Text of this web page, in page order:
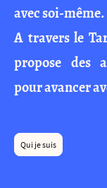
avec soi-même.
A travers le
propose des
pour avancer
Qui je suis